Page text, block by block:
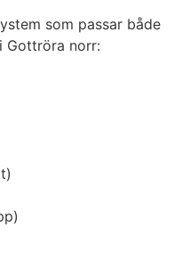
som passar både
Gottröra norr: